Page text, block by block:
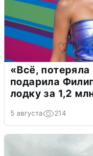
«Всё,
подарила
лодку за 1,2
5 августа 214